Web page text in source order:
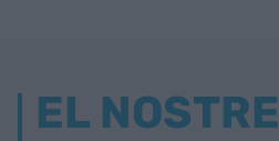
EL NOSTRE